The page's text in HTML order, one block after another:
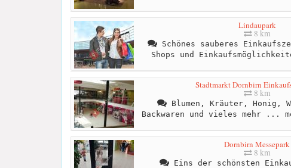
Lindaupark
8 km
Schönes sauberes
Shops und
Stadtmarkt Dornbirn
8 km
Blumen, Kräuter, Honig,
Backwaren und vieles mehr ...
Dornbirn Messepark
8 km
Eins der schönsten